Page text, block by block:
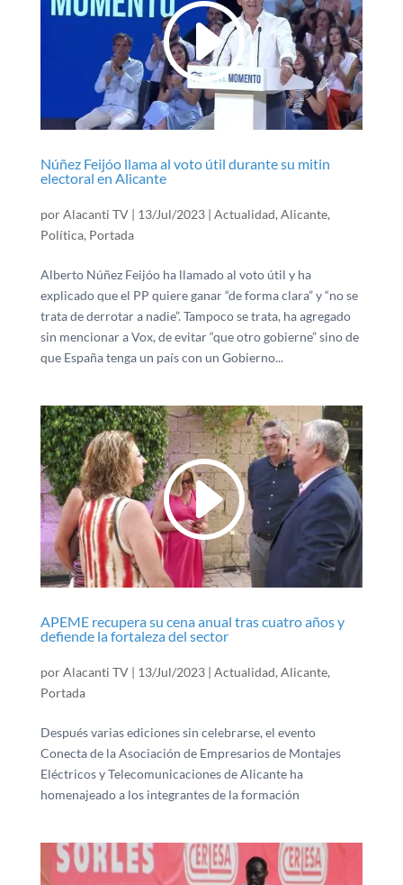
Núñez Feijóo llama al voto útil durante su mitin
electoral en Alicante
porAlacanti TV| 13/Jul/2023| Actualidad, Alicante,
Política, Portada
Alberto Núñez Feijóo ha llamado al voto útil y ha
explicado que el PP quiere ganar “de forma clara” y “no se
trata de derrotar a nadie”. Tampoco se trata, ha agregado
sin mencionar a Vox, de evitar “que otro gobierne” sino de
que España tenga un país con un Gobierno...
APEME recupera su cena anual tras cuatro años y
defiende la fortaleza del sector
porAlacanti TV| 13/Jul/2023| Actualidad, Alicante,
Portada
Después varias ediciones sin celebrarse, el evento
Conecta de la Asociación de Empresarios de Montajes
Eléctricos y Telecomunicaciones de Alicante ha
homenajeado a los integrantes de la formación